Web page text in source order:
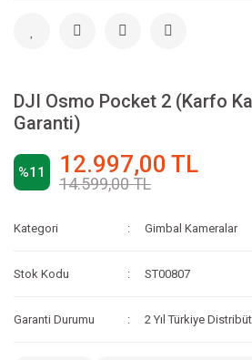
DJI Osmo Pocket 2 (Karfo
Garanti)
%11 12.997,00 TL
14.599,00 TL
Kategori Gimbal Kameralar
Stok Kodu ST00807
Garanti Durumu 2 Yıl Türkiye